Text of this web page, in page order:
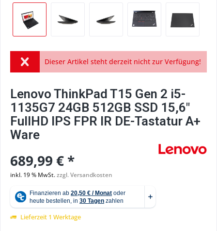
Dieser Artikel steht derzeit nicht zur Verfügung!
Lenovo ThinkPad T15 Gen 2 i5-
1135G7 24GB 512GB SSD 15,6"
FullHD IPS FPR IR DE-Tastatur A+
Ware
689,99 € *
inkl. 19 % MwSt.zzgl. Versandkosten
Lieferzeit 1 Werktage